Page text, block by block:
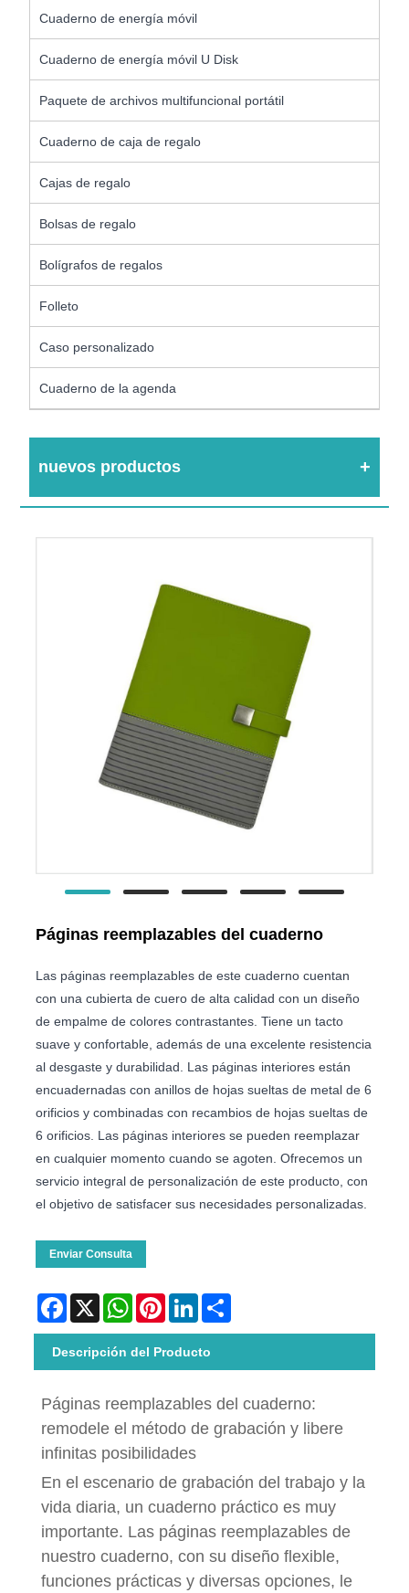
Cuaderno de energía móvil
Cuaderno de energía móvil U Disk
Paquete de archivos multifuncional portátil
Cuaderno de caja de regalo
Cajas de regalo
Bolsas de regalo
Bolígrafos de regalos
Folleto
Caso personalizado
Cuaderno de la agenda
nuevos productos
Páginas reemplazables del cuaderno
Las páginas reemplazables de este cuaderno cuentan
con una cubierta de cuero de alta calidad con un diseño
de empalme de colores contrastantes. Tiene un tacto
suave y confortable, además de una excelente resistencia
al desgaste y durabilidad. Las páginas interiores están
encuadernadas con anillos de hojas sueltas de metal de 6
orificios y combinadas con recambios de hojas sueltas de
6 orificios. Las páginas interiores se pueden reemplazar
en cualquier momento cuando se agoten. Ofrecemos un
servicio integral de personalización de este producto, con
el objetivo de satisfacer sus necesidades personalizadas.
Enviar Consulta
Facebook
X WhatsAppPinterestLinkedIn
Descripción del Producto
Páginas reemplazables del cuaderno:
remodele el método de grabación y libere
infinitas posibilidades
En el escenario de grabación del trabajo y la
vida diaria, un cuaderno práctico es muy
importante. Las páginas reemplazables de
nuestro cuaderno, con su diseño flexible,
funciones prácticas y diversas opciones, le